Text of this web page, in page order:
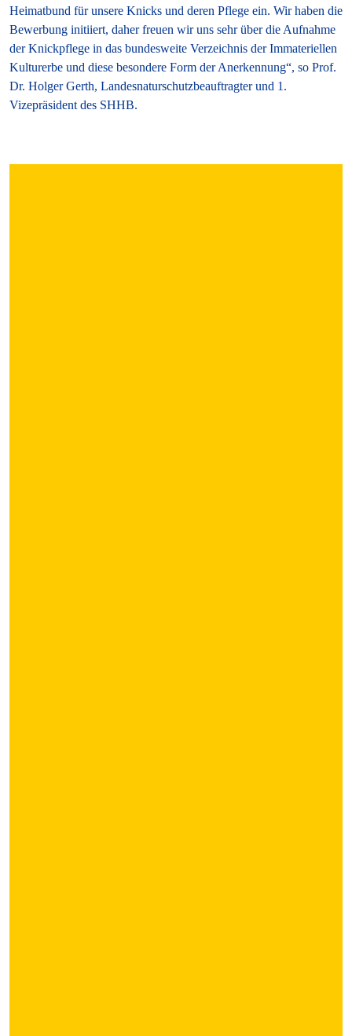
Heimatbund für unsere Knicks und deren Pflege ein. Wir haben die
Bewerbung initiiert, daher freuen wir uns sehr über die Aufnahme
der Knickpflege in das bundesweite Verzeichnis der Immateriellen
Kulturerbe und diese besondere Form der Anerkennung“, so Prof.
Dr. Holger Gerth, Landesnaturschutzbeauftragter und 1.
Vizepräsident des SHHB.